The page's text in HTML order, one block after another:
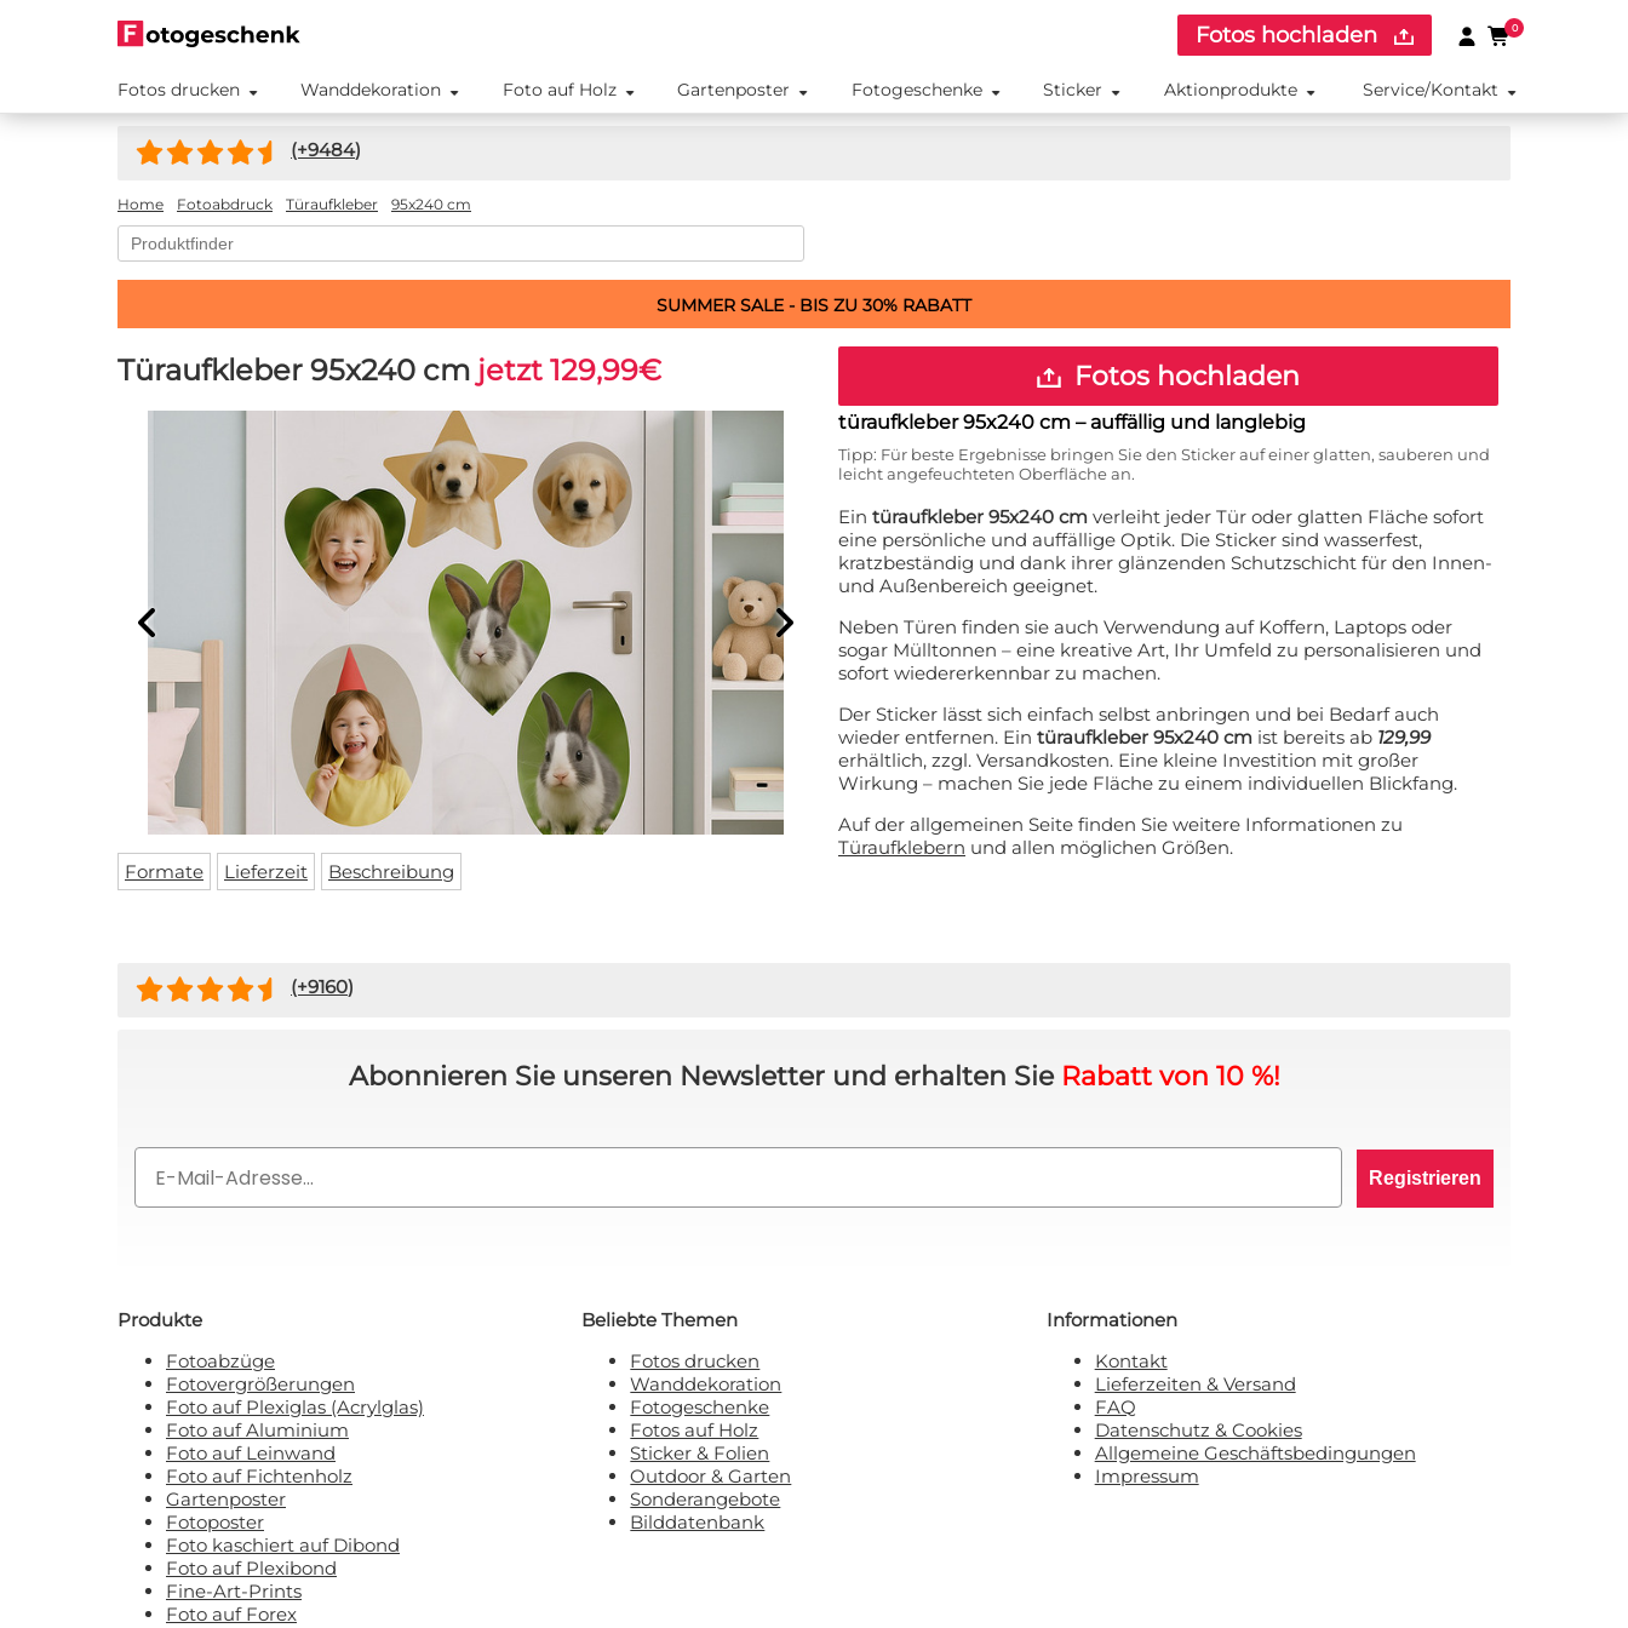
Fotos hochladen 0
Fotos drucken Wanddekoration Foto auf Holz Gartenposter Fotogeschenke Sticker Aktionprodukte Service/Kontakt
(+9484)
Home Fotoabdruck Türaufkleber 95x240 cm
SUMMER SALE - BIS ZU 30% RABATT
Türaufkleber 95x240 cm jetzt 129,99€
Formate Lieferzeit Beschreibung
Fotos hochladen
türaufkleber 95x240 cm – auffällig und langlebig
Tipp: Für beste Ergebnisse bringen Sie den Sticker auf einer glatten, sauberen und
leicht angefeuchteten Oberfläche an.
Ein türaufkleber 95x240 cm verleiht jeder Tür oder glatten Fläche sofort
eine persönliche und auffällige Optik. Die Sticker sind wasserfest,
kratzbeständig und dank ihrer glänzenden Schutzschicht für den Innen-
und Außenbereich geeignet.
Neben Türen finden sie auch Verwendung auf Koffern, Laptops oder
sogar Mülltonnen – eine kreative Art, Ihr Umfeld zu personalisieren und
sofort wiedererkennbar zu machen.
Der Sticker lässt sich einfach selbst anbringen und bei Bedarf auch
wieder entfernen. Ein türaufkleber 95x240 cm ist bereits ab 129,99
erhältlich, zzgl. Versandkosten. Eine kleine Investition mit großer
Wirkung – machen Sie jede Fläche zu einem individuellen Blickfang.
Auf der allgemeinen Seite finden Sie weitere Informationen zu
Türaufklebern und allen möglichen Größen.
(+9160)
Abonnieren Sie unseren Newsletter und erhalten Sie Rabatt von 10 %!
Registrieren
Produkte
Fotoabzüge
Fotovergrößerungen
Foto auf Plexiglas (Acrylglas)
Foto auf Aluminium
Foto auf Leinwand
Foto auf Fichtenholz
Gartenposter
Fotoposter
Foto kaschiert auf Dibond
Foto auf Plexibond
Fine-Art-Prints
Foto auf Forex
Beliebte Themen
Fotos drucken
Wanddekoration
Fotogeschenke
Fotos auf Holz
Sticker & Folien
Outdoor & Garten
Sonderangebote
Bilddatenbank
Informationen
Kontakt
Lieferzeiten & Versand
FAQ
Datenschutz & Cookies
Allgemeine Geschäftsbedingungen
Impressum
10% RABATT AUF IHRE
BESTELLUNG? 👀
Melden Sie sich für den VIP-Club an und bleiben
Sie auf dem Laufenden über alle Werbeaktionen,
exklusive Angebote und persönliche Rabatte.